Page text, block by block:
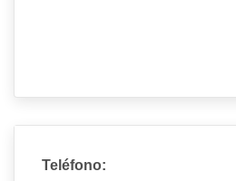
Teléfono: